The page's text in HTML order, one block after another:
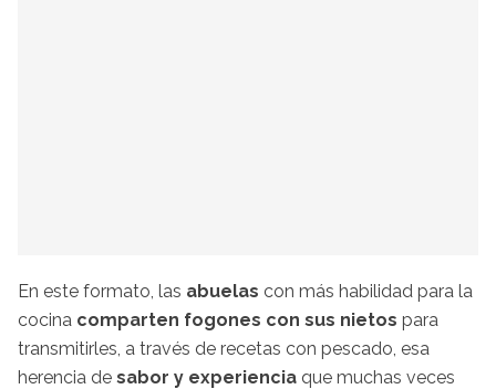
En este formato, las abuelas con más habilidad para la
cocina comparten fogones con sus nietos para
transmitirles, a través de recetas con pescado, esa
herencia de sabor y experiencia que muchas veces